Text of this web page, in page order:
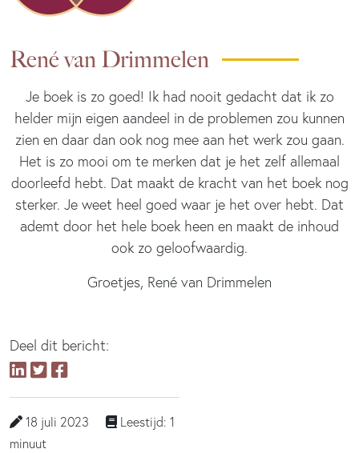
René van Drimmelen
Je boek is zo goed! Ik had nooit gedacht dat ik zo
helder mijn eigen aandeel in de problemen zou kunnen
zien en daar dan ook nog mee aan het werk zou gaan.
Het is zo mooi om te merken dat je het zelf allemaal
doorleefd hebt. Dat maakt de kracht van het boek nog
sterker. Je weet heel goed waar je het over hebt. Dat
ademt door het hele boek heen en maakt de inhoud
ook zo geloofwaardig.
Groetjes, René van Drimmelen
Deel dit bericht:
18 juli 2023
Leestijd: 1
minuut